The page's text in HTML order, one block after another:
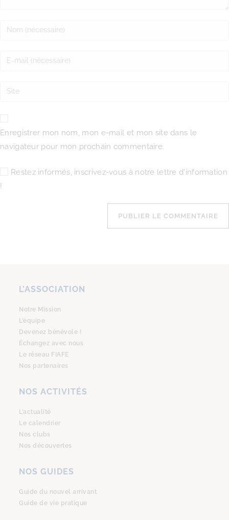
Enregistrer mon nom, mon e-mail et mon site dans le
navigateur pour mon prochain commentaire.
Restez informés, inscrivez-vous à notre lettre d'information
!
L’ASSOCIATION
Notre Mission
L’équipe
Devenez bénévole !
Échangez avec nous
Le réseau FIAFE
Nos partenaires
NOS ACTIVITÉS
L’actualité
Le calendrier
Nos clubs
Nos découvertes
NOS GUIDES
Guide du nouvel arrivant
Guide de vie pratique